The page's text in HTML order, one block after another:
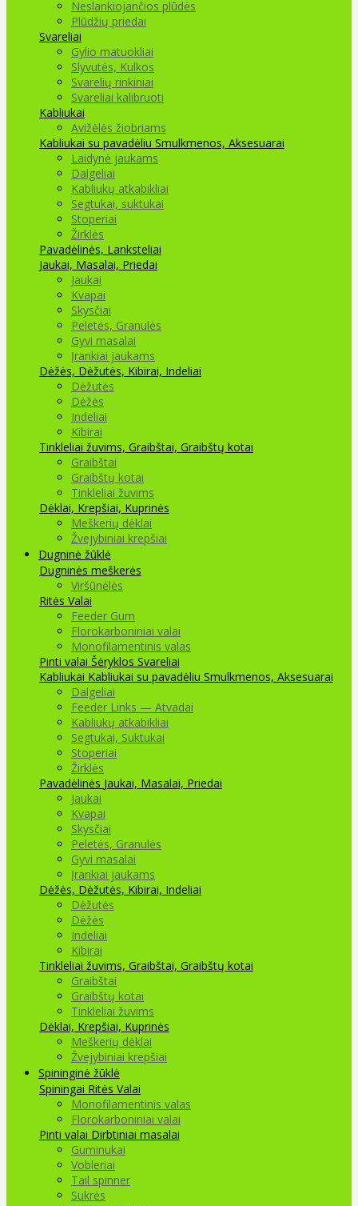
Neslankiojančios plūdės
Plūdžių priedai
Svareliai
Gylio matuokliai
Slyvutės, Kulkos
Svarelių rinkiniai
Svareliai kalibruoti
Kabliukai
Avižėlės žiobriams
Kabliukai su pavadėliu Smulkmenos, Aksesuarai
Laidynė jaukams
Dalgeliai
Kabliukų atkabikliai
Segtukai, suktukai
Stoperiai
Žirklės
Pavadėlinės, Lanksteliai
Jaukai, Masalai, Priedai
Jaukai
Kvapai
Skysčiai
Peletės, Granulės
Gyvi masalai
Įrankiai jaukams
Dėžės, Dėžutės, Kibirai, Indeliai
Dėžutės
Dėžės
Indeliai
Kibirai
Tinkleliai žuvims, Graibštai, Graibštų kotai
Graibštai
Graibštų kotai
Tinkleliai žuvims
Dėklai, Krepšiai, Kuprinės
Meškerių dėklai
Žvejybiniai krepšiai
Dugninė žūklė
Dugninės meškerės
Viršūnėlės
Ritės Valai
Feeder Gum
Florokarboniniai valai
Monofilamentinis valas
Pinti valai Šėryklos Svareliai
Kabliukai Kabliukai su pavadėliu Smulkmenos, Aksesuarai
Dalgeliai
Feeder Links — Atvadai
Kabliukų atkabikliai
Segtukai, Suktukai
Stoperiai
Žirklės
Pavadėlinės Jaukai, Masalai, Priedai
Jaukai
Kvapai
Skysčiai
Peletės, Granulės
Gyvi masalai
Įrankiai jaukams
Dėžės, Dėžutės, Kibirai, Indeliai
Dėžutės
Dėžės
Indeliai
Kibirai
Tinkleliai žuvims, Graibštai, Graibštų kotai
Graibštai
Graibštų kotai
Tinkleliai žuvims
Dėklai, Krepšiai, Kuprinės
Meškerių dėklai
Žvejybiniai krepšiai
Spininginė žūklė
Spiningai Ritės Valai
Monofilamentinis valas
Florokarboniniai valai
Pinti valai Dirbtiniai masalai
Guminukai
Vobleriai
Tail spinner
Sukrės